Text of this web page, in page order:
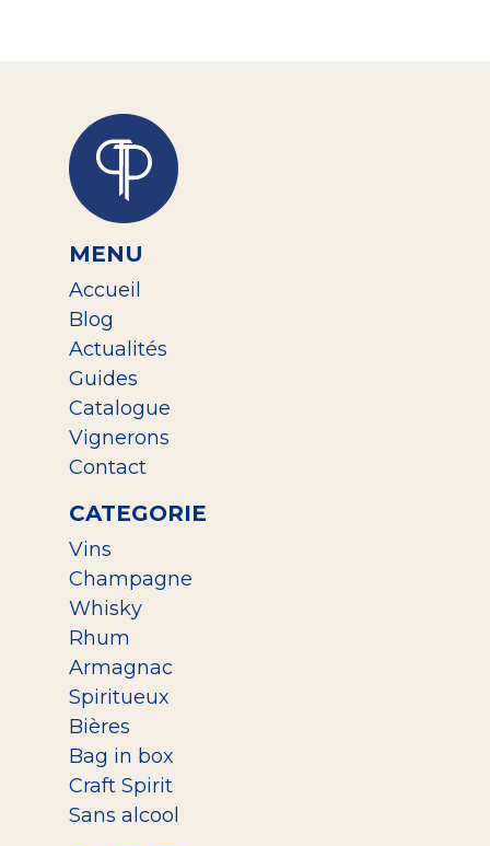
MENU
Accueil
Blog
Actualités
Guides
Catalogue
Vignerons
Contact
CATEGORIE
Vins
Champagne
Whisky
Rhum
Armagnac
Spiritueux
Bières
Bag in box
Craft Spirit
Sans alcool